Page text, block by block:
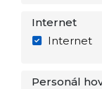
Internet
Internet
Personál